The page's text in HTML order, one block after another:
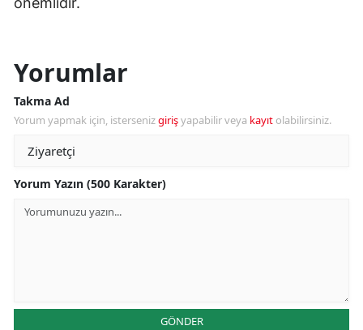
Yorumlar
Takma Ad
Yorum yapmak için, istersenizgirişyapabilir veya kayıt olabilirsiniz.
Yorum Yazın (500 Karakter)
GÖNDER